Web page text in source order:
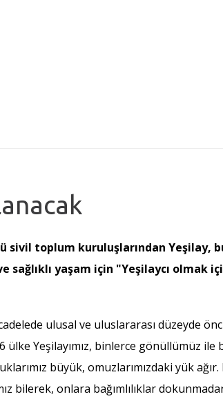
toplum kuruluşlarından Yeşilay,
yaşam için "Yeşilaycı olmak
ulusal ve uluslararası düzeyde
Yeşilayımız, binlerce gönüllümüz ile
büyük, omuzlarımızdaki yük
bilerek, onlara bağımlılıklar